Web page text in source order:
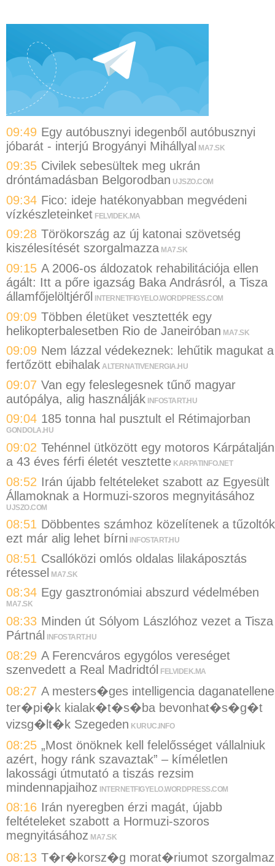
09:49 Egy autóbusznyi idegenből autóbusznyi
jóbarát - interjú Brogyányi Mihállyal MA7.SK
09:35 Civilek sebesültek meg ukrán
dróntámadásban Belgorodban UJSZO.COM
09:34 Fico: ideje hatékonyabban megvédeni
vízkészleteinket FELVIDEK.MA
09:28 Törökország az új katonai szövetség
kiszélesítését szorgalmazza MA7.SK
09:15 A 2006-os áldozatok rehabilitációja ellen
ágált: Itt a pőre igazság Baka Andrásról, a Tisza
államfőjelöltjéről
INTERNETFIGYELO.WORDPRESS.COM
09:09 Többen életüket vesztették egy
helikopterbalesetben Rio de Janeiróban MA7.SK
09:09 Nem lázzal védekeznek: lehűtik magukat a
fertőzött ebihalak ALTERNATIVENERGIA.HU
09:07 Van egy feleslegesnek tűnő magyar
autópálya, alig használják INFOSTART.HU
09:04 185 tonna hal pusztult el Rétimajorban
GONDOLA.HU
09:02 Tehénnel ütközött egy motoros
a 43 éves férfi életét vesztette KARPATINFO.NET
08:52 Irán újabb feltételeket szabott az Egyesült
Államoknak a Hormuzi-szoros megnyitásához
UJSZO.COM
08:51 Döbbentes számhoz közelítenek a
ezt már alig lehet bírni
INFOSTART.HU
08:51 Csallóközi omlós oldalas lilakáposztás
rétessel MA7.SK
08:34 Egy gasztronómiai abszurd védelmében
MA7.SK
08:33 Minden út Sólyom Lászlóhoz vezet a Tisza
Pártnál
INFOSTART.HU
08:29 A Ferencváros egygólos vereséget
szenvedett a Real Madridtól FELVIDEK.MA
08:27 A mesters�ges intelligencia
ter�pi�k kialak�t�s�ba bevonhat�s�g�t
vizsg�lt�k Szegeden KURUC.INFO
08:25 „Most önöknek kell felelősséget vállalniuk
azért, hogy ránk szavaztak” – kíméletlen
lakossági útmutató a tiszás rezsim
mindennapjaihoz INTERNETFIGYELO.WORDPRESS.COM
08:16 Irán nyeregben érzi magát, újabb
feltételeket szabott a Hormuzi-szoros
megnyitásához MA7.SK
08:13 T�r�korsz�g morat�riumot szorgalmaz